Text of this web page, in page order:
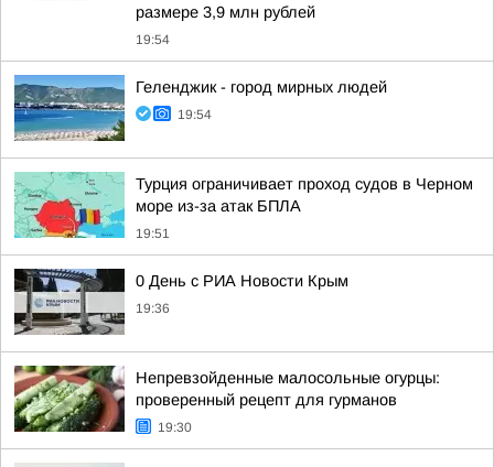
размере 3,9 млн рублей
19:54
Геленджик - город мирных людей
19:54
Турция ограничивает проход судов в Черном
море из-за атак БПЛА
19:51
0 День с РИА Новости Крым
19:36
Непревзойденные малосольные огурцы:
проверенный рецепт для гурманов
19:30